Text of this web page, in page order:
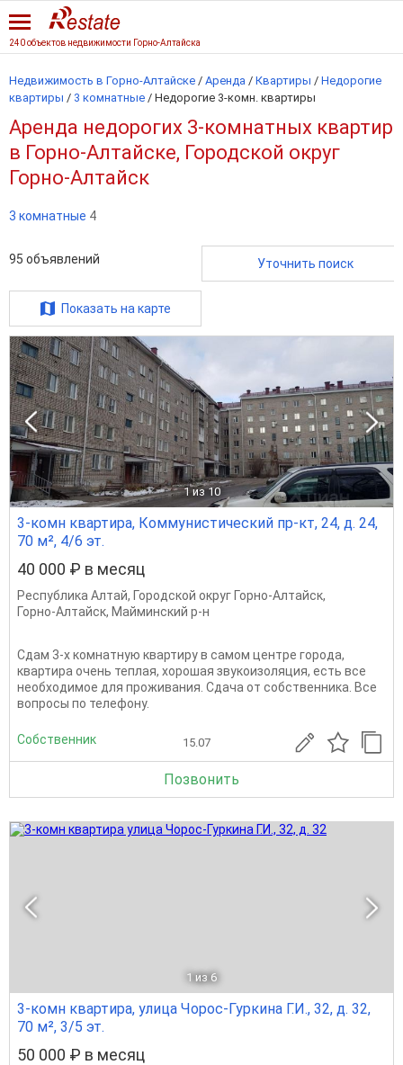
240 объектов недвижимости Горно-Алтайска
Недвижимость в Горно-Алтайске / Аренда / Квартиры / Недорогие
квартиры / 3 комнатные / Недорогие 3-комн. квартиры
Аренда недорогих 3-комнатных квартир
в Горно-Алтайске, Городской округ
Горно-Алтайск
3 комнатные 4
95 объявлений Уточнить поиск
Показать на карте
1 из 10
3-комн квартира, Коммунистический пр-кт, 24, д. 24,
70 м², 4/6 эт.
40 000 ₽ в месяц
Республика Алтай, Городской округ Горно-Алтайск,
Горно-Алтайск, Майминский р-н
Сдам 3-х комнатную квартиру в самом центре города,
квартира очень теплая, хорошая звукоизоляция, есть все
необходимое для проживания. Сдача от собственника. Все
вопросы по телефону.
Собственник 15.07
Позвонить
1 из 6
3-комн квартира, улица Чорос-Гуркина Г.И., 32, д. 32,
70 м², 3/5 эт.
50 000 ₽ в месяц